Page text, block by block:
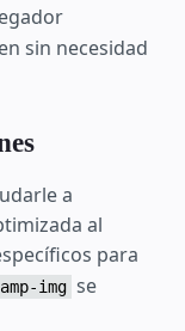
sin necesidad
a
al
para
amp-img se